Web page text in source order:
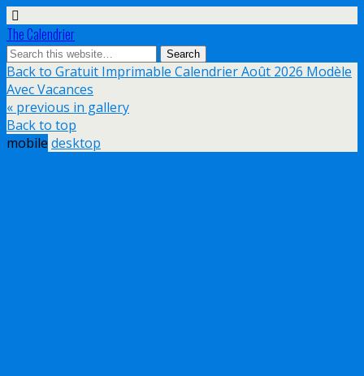
The Calendrier
Back to Gratuit Imprimable Calendrier Août 2026 Modèle
Avec Vacances
« previous in gallery
Back to top
mobile desktop